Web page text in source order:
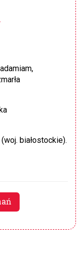
białostockie).